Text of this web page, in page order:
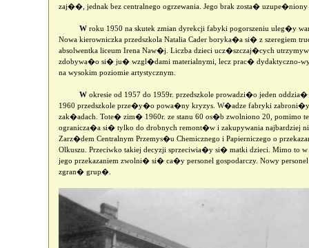
zaj��, jednak bez centralnego ogrzewania. Jego brak zosta�
W roku 1950 na skutek zmian dyrekcji fabyki pogorszeniu uleg�y
Nowa kierowniczka przedszkola Natalia Cader boryka�a si� z szeregiem
absolwentka liceum Irena Naw�j. Liczba dzieci ucz�szczaj�cych
zdobywa�o si� ju� wzgl�dami materialnymi, lecz prac� dydaktyczno-
na wysokim poziomie artystycznym.
W okresie od 1957 do 1959r. przedszkole prowadzi�o jeden
1960 przedszkole prze�y�o powa�ny kryzys. W�adze fabryki
zak�adach. Tote� zim� 1960r. ze stanu 60 os�b zwolniono 20, pomimo
ogranicza�a si� tylko do drobnych remont�w i zakupywania
Zarz�dem Centralnym Przemys�u Chemicznego i Papierniczego o
Olkuszu. Przeciwko takiej decyzji sprzeciwia�y si� matki dzieci. Mimo to
jego przekazaniem zwolni� si� ca�y personel gospodarczy. Nowy
zgran� grup�.